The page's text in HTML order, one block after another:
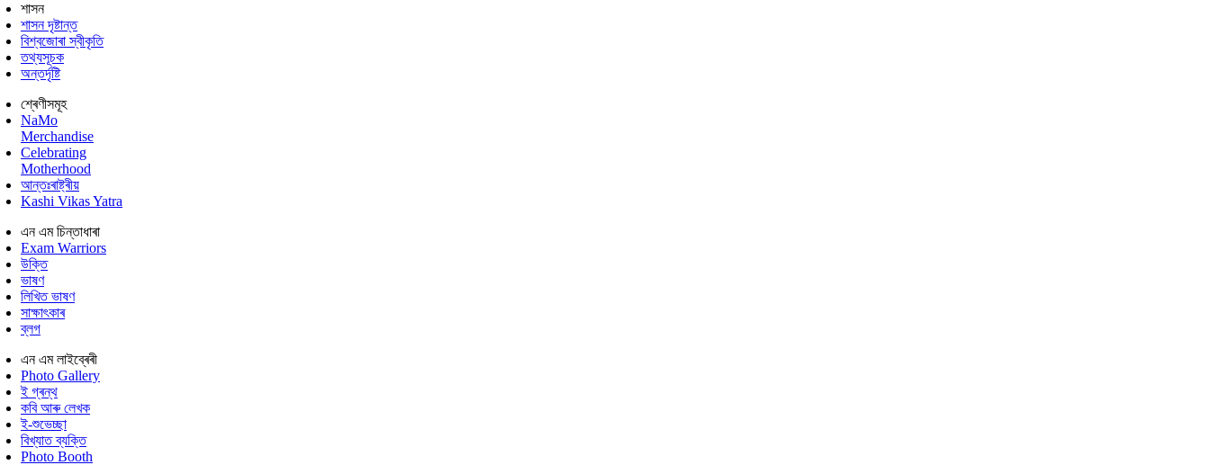
শাসন
শাসন দৃষ্টান্ত
বিশ্বজোৰা স্বীকৃতি
তথ্যসূচক
অন্তৰ্দৃষ্টি
শ্ৰেণীসমূহ
NaMo
Merchandise
Celebrating
Motherhood
আন্তঃৰাষ্ট্ৰীয়
Kashi Vikas Yatra
এন এম চিন্তাধাৰা
Exam Warriors
উক্তি
ভাষণ
লিখিত ভাষণ
সাক্ষাৎকাৰ
ব্লগ
এন এম লাইব্ৰেৰী
Photo Gallery
ই গ্ৰন্থ
কবি আৰু লেখক
ই-শুভেচ্ছা
বিখ্যাত ব্যক্তি
Photo Booth